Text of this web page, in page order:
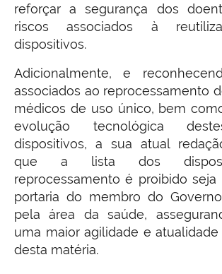
reforçar a segurança dos
riscos associados à
dispositivos.
Adicionalmente, e
associados ao reprocessamento
médicos de uso único, bem
evolução tecnológica
dispositivos, a sua atual
que a lista dos
reprocessamento é proibido seja
portaria do membro do
pela área da saúde,
uma maior agilidade e
desta matéria.